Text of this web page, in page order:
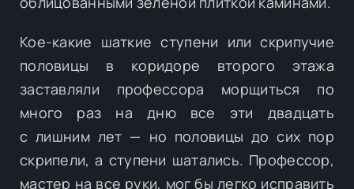
Кое-какие шаткие ступени или скрипучие
половицы в коридоре второго этажа
заставляли профессора морщиться по
много раз на дню все эти двадцать
с лишним лет — но половицы до сих пор
скрипели, а ступени шатались. Профессор,
мастер на все руки, мог бы легко исправить